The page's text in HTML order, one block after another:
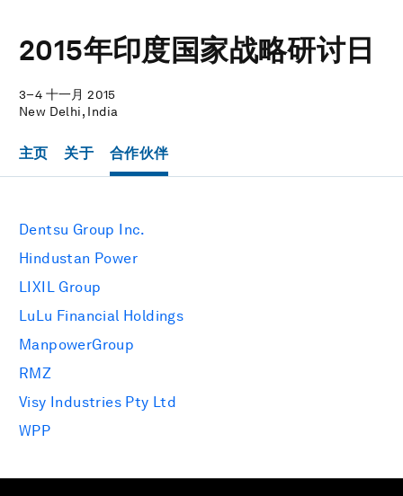
2015年印度国家战略研讨日
3–4 十一月 2015
New Delhi, India
主页 关于 合作伙伴
Dentsu Group Inc.
Hindustan Power
LIXIL Group
LuLu Financial Holdings
ManpowerGroup
RMZ
Visy Industries Pty Ltd
WPP